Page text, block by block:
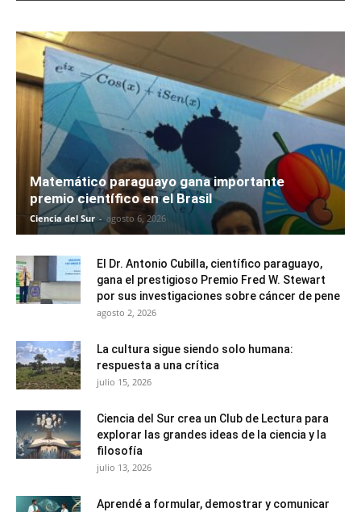
Matemático paraguayo gana importante
premio científico en el Brasil
Ciencia del Sur - agosto 6, 2026
El Dr. Antonio Cubilla, científico paraguayo,
gana el prestigioso Premio Fred W. Stewart
por sus investigaciones sobre cáncer de pene
agosto 2, 2026
La cultura sigue siendo solo humana:
respuesta a una crítica
julio 15, 2026
Ciencia del Sur crea un Club de Lectura para
explorar las grandes ideas de la ciencia y la
filosofía
julio 13, 2026
Aprendé a formular, demostrar y comunicar